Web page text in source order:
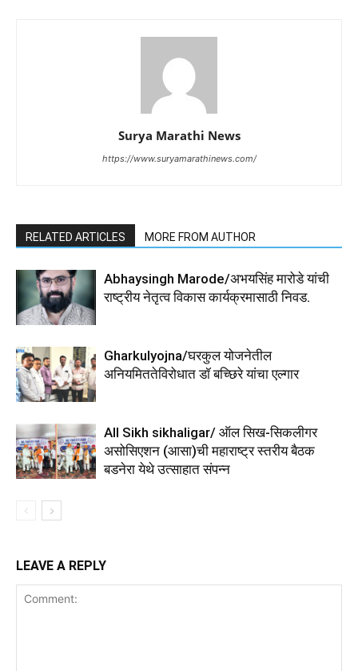
Surya Marathi News
https://www.suryamarathinews.com/
RELATED ARTICLES MORE FROM AUTHOR
Abhaysingh Marode/अभयसिंह मारोडे यांची
राष्ट्रीय नेतृत्व विकास कार्यक्रमासाठी निवड.
Gharkulyojna/घरकुल योजनेतील
अनियमिततेविरोधात डॉ बच्छिरे यांचा एल्गार
All Sikh sikhaligar/ ऑल सिख-सिकलीगर
असोसिएशन (आसा)ची महाराष्ट्र स्तरीय बैठक
बडनेरा येथे उत्साहात संपन्न
LEAVE A REPLY